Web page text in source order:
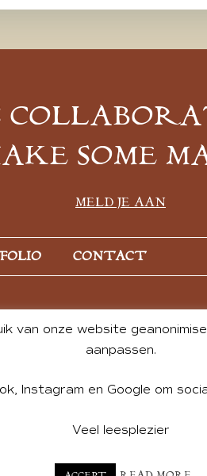
SOME
MELD JE AAN
CONTACT
DE GROOT. WEBSITE DESIGN BY
van onze website
aanpassen.
Instagram en Google om
Veel leesplezier